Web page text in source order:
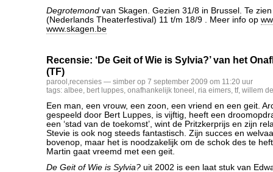
Degrotemond van Skagen. Gezien 31/8 in Brussel. Te
(Nederlands Theaterfestival) 11 t/m 18/9 . Meer info op
www.skagen.be
Recensie: ‘De Geit ­of Wie is Sylvia?’ van het
(TF)
parool ,recensies — simber op 7 september 2009 om 11:20 uur
tags: albee, bert luppes, onafhankelijk toneel , ria eimers, tf, willem
Een man, een vrouw, een zoon, een vriend en een geit.
gespeeld door Bert Luppes, is vijftig, heeft een
een ‘stad van de toekomst’, wint de Pritzkerprijs en zijn
Stevie is ook nog steeds fantastisch. Zijn succes en
bovenop, maar het is noodzakelijk om de schok des te
Martin gaat vreemd met een geit.
De Geit ­of Wie is Sylvia? uit 2002 is een laat stuk van